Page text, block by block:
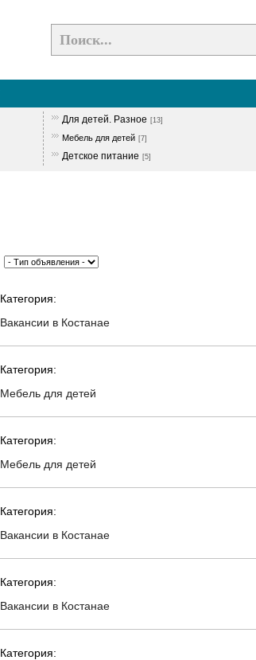
Для детей. Разное [13]
Мебель для детей [7]
Детское питание [5]
Категория:
Вакансии в Костанае
Категория:
Мебель для детей
Категория:
Мебель для детей
Категория:
Вакансии в Костанае
Категория:
Вакансии в Костанае
Категория: